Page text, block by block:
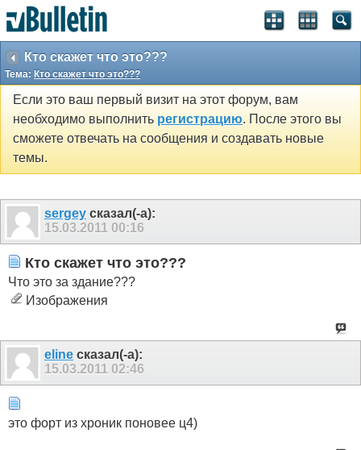
Кто скажет что это???
Тема: Кто скажет что это???
Если это ваш первый визит на этот форум, вам
необходимо выполнить регистрацию. После этого вы
сможете отвечать на сообщения и создавать новые
темы.
sergey сказал(-а):
15.03.2011 00:16
Кто скажет что это???
Что это за здание???
Изображения
eline сказал(-а):
15.03.2011 02:46
это форт из хроник поновее ц4)